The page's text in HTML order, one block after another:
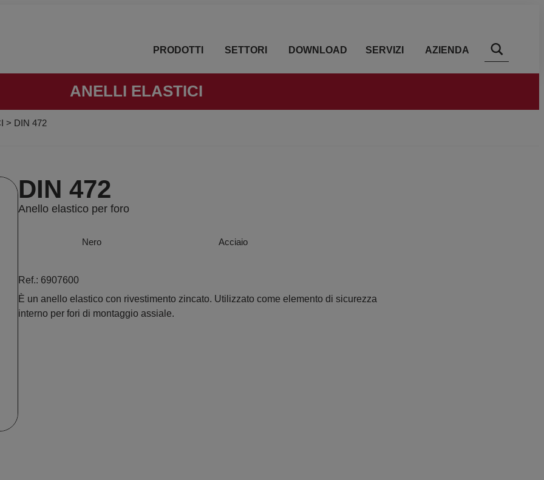
PRODOTTI SETTORI DOWNLOAD SERVIZI AZIENDA
ANELLI ELASTICI
> DIN 472
DIN 472
Anello elastico per foro
Nero Acciaio
Ref.: 6907600
È un anello elastico con rivestimento zincato. Utilizzato come elemento di sicurezza
interno per fori di montaggio assiale.